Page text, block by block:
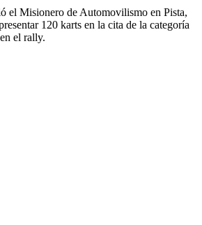
el Misionero de Automovilismo en Pista,
120 karts en la cita de la categoría
el rally.